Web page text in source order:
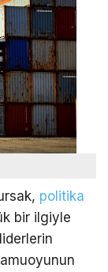
politika
bir ilgiyle